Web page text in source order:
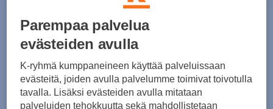
Vapaus työsuhdepyöräpalvelu
Vapaus on markkinoiden joustavin ja vastuullisin
työsuhdepyöräpalvelu niin työnantajille kuin
työntekijöillekin. Vapauden tarjoaman keskeytysturvan
Parempaa palvelua
evästeiden avulla
K-ryhmä kumppaneineen käyttää palveluissaan
evästeitä, joiden avulla palvelumme toimivat toivotulla
tavalla. Lisäksi evästeiden avulla mitataan
palveluiden tehokkuutta sekä mahdollistetaan